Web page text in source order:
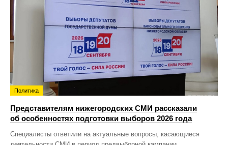
Политика
Представителям нижегородских СМИ рассказали
об особенностях подготовки выборов 2026 года
Специалисты ответили на актуальные вопросы, касающиеся